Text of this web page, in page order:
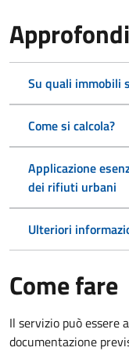
Su quali immobili
Come si calcola?
Applicazione
dei rifiuti urbani
Ulteriori
Come fare
Il servizio può
documentazione